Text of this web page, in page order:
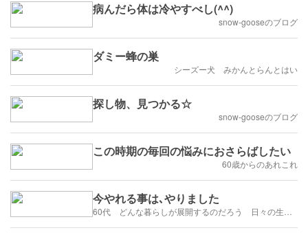
病んだら体は冷やすべし(^^)
snow-gooseのブログ
ダミー蜂の巣
シーズー犬 みかんとらんとはい
探し物、見つかる☆
snow-gooseのブログ
この時期の毎回の悩みにおさらばしたい
60歳からのあれこれ
今やれる事は､やりました